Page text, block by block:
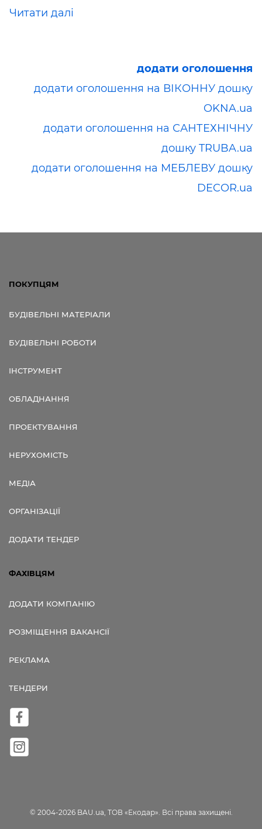
Читати далі
додати оголошення
додати оголошення на ВІКОННУ дошку
OKNA.ua
додати оголошення на САНТЕХНІЧНУ
дошку TRUBA.ua
додати оголошення на МЕБЛЕВУ дошку
DECOR.ua
ПОКУПЦЯМ
БУДІВЕЛЬНІ МАТЕРІАЛИ
БУДІВЕЛЬНІ РОБОТИ
ІНСТРУМЕНТ
ОБЛАДНАННЯ
ПРОЕКТУВАННЯ
НЕРУХОМІСТЬ
МЕДІА
ОРГАНІЗАЦІЇ
ДОДАТИ ТЕНДЕР
ФАХІВЦЯМ
ДОДАТИ КОМПАНІЮ
РОЗМІЩЕННЯ ВАКАНСІЇ
РЕКЛАМА
ТЕНДЕРИ
© 2004-2026 BAU.ua, ТОВ «Екодар». Всі права захищені.